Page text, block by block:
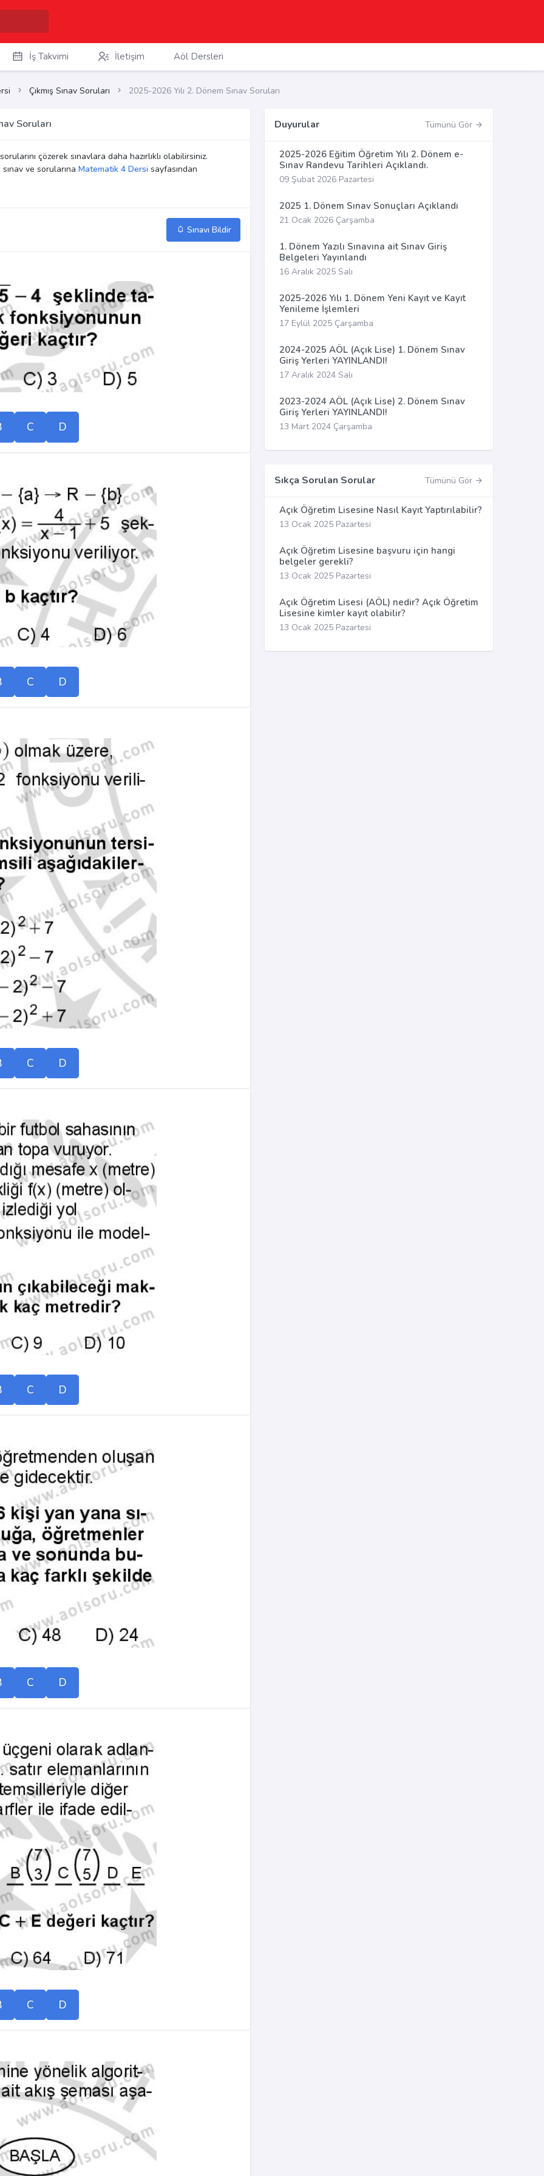
İş Takvimi İletişim Aöl Dersleri
Çıkmış Sınav Soruları 2025-2026 Yılı 2. Dönem Sınav Soruları
Soruları
çözerek sınavlara daha hazırlıklı olabilirsiniz.
ve sorularına Matematik 4 Dersi sayfasından
Sınavı Bildir
C D
C D
C D
C D
C D
C D
Duyurular Tümünü Gör
2025-2026 Eğitim Öğretim Yılı 2. Dönem e-
Sınav Randevu Tarihleri Açıklandı.
09 Şubat 2026 Pazartesi
2025 1. Dönem Sınav Sonuçları Açıklandı
21 Ocak 2026 Çarşamba
1. Dönem Yazılı Sınavına ait Sınav Giriş
Belgeleri Yayınlandı
16 Aralık 2025 Salı
2025-2026 Yılı 1. Dönem Yeni Kayıt ve Kayıt
Yenileme İşlemleri
17 Eylül 2025 Çarşamba
2024-2025 AÖL (Açık Lise) 1. Dönem Sınav
Giriş Yerleri YAYINLANDI!
17 Aralık 2024 Salı
2023-2024 AÖL (Açık Lise) 2. Dönem Sınav
Giriş Yerleri YAYINLANDI!
13 Mart 2024 Çarşamba
Sıkça Sorulan Sorular Tümünü Gör
Açık Öğretim Lisesine Nasıl Kayıt Yaptırılabilir?
13 Ocak 2025 Pazartesi
Açık Öğretim Lisesine başvuru için hangi
belgeler gerekli?
13 Ocak 2025 Pazartesi
Açık Öğretim Lisesi (AÖL) nedir? Açık Öğretim
Lisesine kimler kayıt olabilir?
13 Ocak 2025 Pazartesi